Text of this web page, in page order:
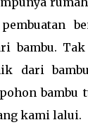
bambu.
dari
bambu
kami lalui.